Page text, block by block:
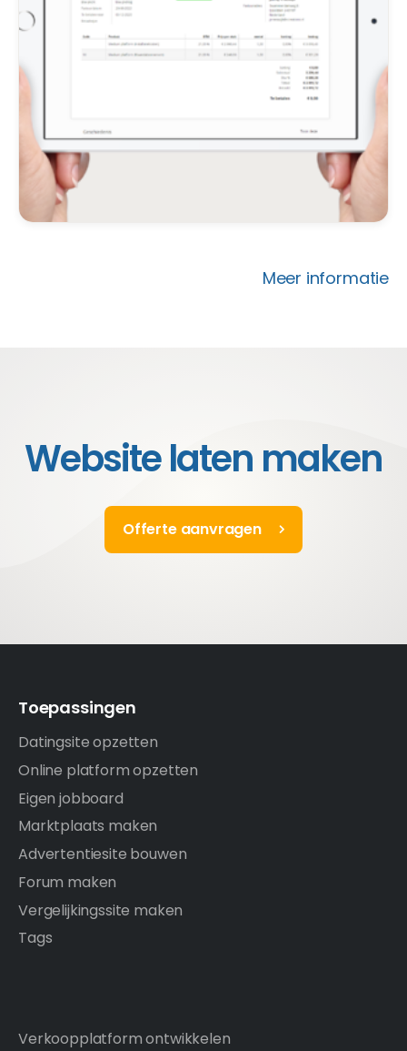
Meer informatie
Website laten maken
Offerte aanvragen
Toepassingen
Datingsite opzetten
Online platform opzetten
Eigen jobboard
Marktplaats maken
Advertentiesite bouwen
Forum maken
Vergelijkingssite maken
Tags
Verkoopplatform ontwikkelen